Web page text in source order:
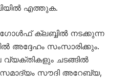
എത്തുക.
ഗോൾഫ് ക്ലബ്ബിൽ നടക്കുന്ന
അദ്ദേഹം സംസാരിക്കും.
വ്യക്തികളും ചടങ്ങിൽ
സൗദി അറേബ്യ,